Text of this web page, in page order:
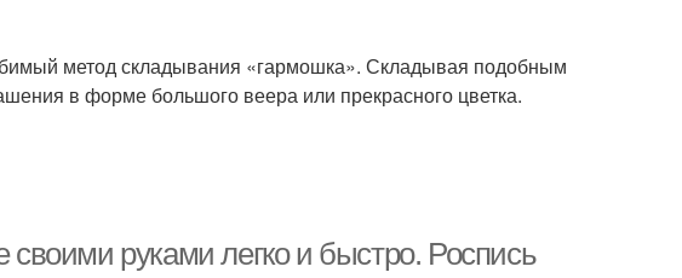
метод складывания «гармошка». Складывая подобным
в форме большого веера или прекрасного цветка.
своими руками легко и быстро. Роспись